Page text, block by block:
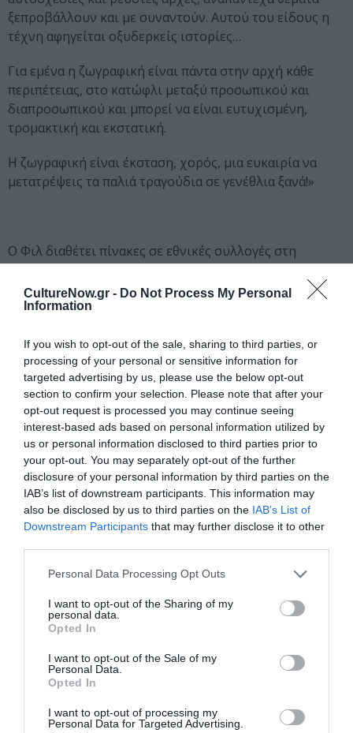
CultureNow.gr - Do Not Process My Personal
Information
If you wish to opt-out of the sale, sharing to third parties, or
processing of your personal or sensitive information for
targeted advertising by us, please use the below opt-out
section to confirm your selection. Please note that after your
opt-out request is processed you may continue seeing
interest-based ads based on personal information utilized by
us or personal information disclosed to third parties prior to
your opt-out. You may separately opt-out of the further
disclosure of your personal information by third parties on the
IAB’s list of downstream participants. This information may
also be disclosed by us to third parties on the IAB’s List of
Downstream Participants that may further disclose it to other
Personal Data Processing Opt Outs
I want to opt-out of the Sharing of my
personal data.
Opted In
I want to opt-out of the Sale of my
Personal Data.
Opted In
I want to opt-out of processing my
Personal Data for Targeted Advertising.
ξεπροβάλλουν και με συναντούν. Αυτού του είδους η
τέχνη αφηγείται οξυδερκείς ιστορίες…
Για εμένα η ζωγραφική είναι πάντα στην αρχή κάθε
περιπέτειας, στο κατώφλι μεταξύ προσωπικού και
διαπροσωπικού και μπορεί να είναι ευτυχισμένη,
τρομακτική και εκστατική.
Η ζωγραφική είναι έκσταση, χορός, μια ευκαιρία να
μετατρέψεις τα παλιά τραγούδια σε γενέθλια ξανά!»
Ο Φιλ διαθέτει πίνακες σε εθνικές συλλογές στη
τελευταίες δεκαετίες. Επίσης έχει ενεργό ρόλο σε
μουσικές και εικαστικές πρωτοβουλίες στον
Ηνωμένου Βασιλείου. Ως τραγουδοποιός έχει
κυκλοφορήσει 5 δίσκους και θα παίξει μουσική μαζί με
την Άννα Γρηγορίου στον Κήπο των Τροβαδούρων στο
Ινστιτούτο Κορνάρου στη Λάρνακα το Σεπτέμβρη (η
ημερομηνία θα ανακοινωθεί σύντομα), καθώς και στην
Κυπριακή Γωνία στις 17 Σεπτεμβρίου.
Μπορείτε να ακούσετε τη μουσική του Φιλ και της
Άννας και να μάθετε περισσότερα για το εργαστήρι τους
στην ιστοσελίδα
troubadoursgarden wix com/ music
Μπορείτε επίσης να δείτε ζωγραφική του Φιλ στην
ιστοσελίδαwww.artmusephilbird.com